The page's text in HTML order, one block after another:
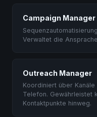
Campaign Manager
Verwaltet die
Outreach Manager
Koordiniert über
Telefon. Gewährleistet
Kontaktpunkte hinweg.